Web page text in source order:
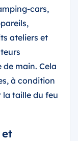
cars,
ateliers et
main. Cela
à condition
taille du feu
et